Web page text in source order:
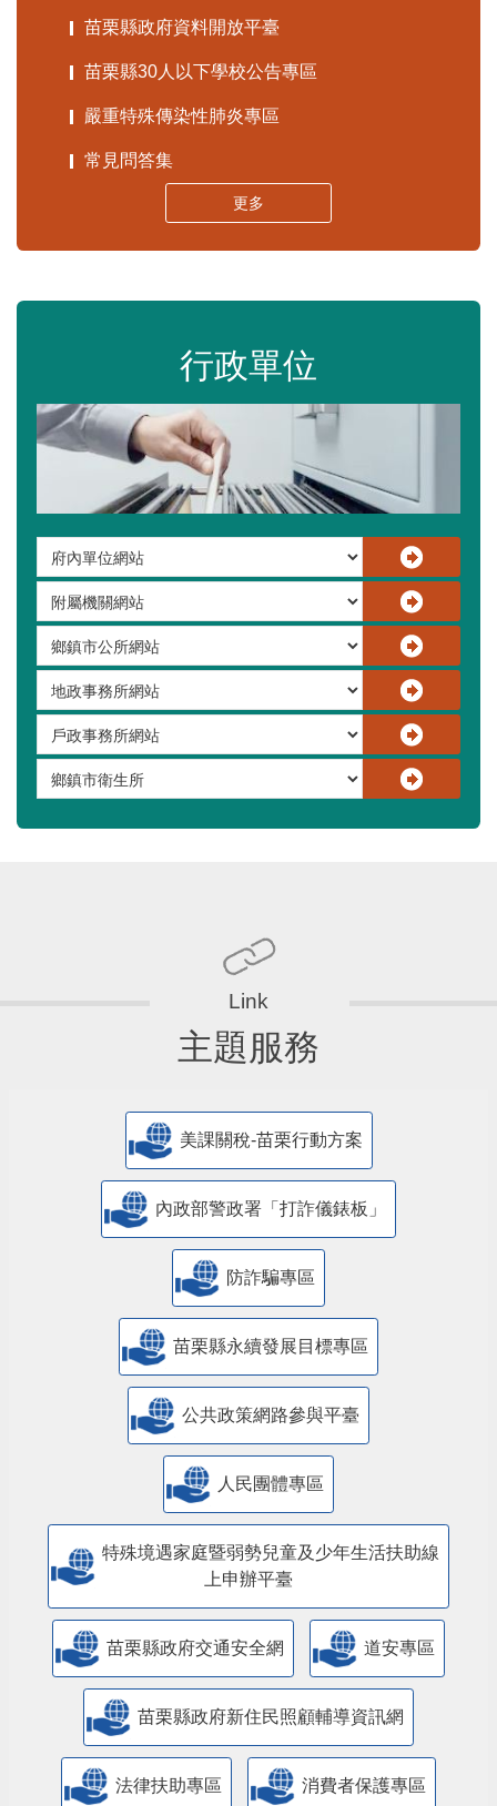
苗栗縣政府資料開放平臺
苗栗縣30人以下學校公告專區
嚴重特殊傳染性肺炎專區
常見問答集
更多
行政單位
主題服務
美課關稅-苗栗行動方案
內政部警政署「打詐儀錶板」
防詐騙專區
苗栗縣永續發展目標專區
公共政策網路參與平臺
人民團體專區
特殊境遇家庭暨弱勢兒童及少年生活扶助線
上申辦平臺
苗栗縣政府交通安全網 道安專區
苗栗縣政府新住民照顧輔導資訊網
法律扶助專區 消費者保護專區